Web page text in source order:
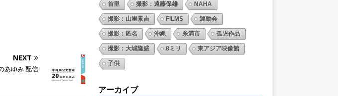
NEXT
あゆみ 配信
首里 撮影：遠藤保雄 NAHA
撮影：山里景吉 FILMS 運動会
撮影：匿名 沖縄 糸満市 孤児作品
撮影：大城隆盛 8ミリ 東アジア映像館
子供
アーカイブ